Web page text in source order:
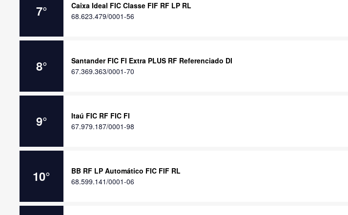
7°
Caixa Ideal FIC Classe FIF RF LP RL
68.623.479/0001-56
8°
Santander FIC FI Extra PLUS RF Referenciado DI
67.369.363/0001-70
9°
Itaú FIC RF FIC FI
67.979.187/0001-98
10°
BB RF LP Automático FIC FIF RL
68.599.141/0001-06